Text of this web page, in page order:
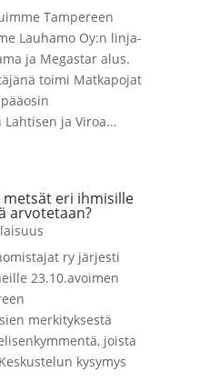
Tampereen
Lauhamo Oy:n linja-
ja Megastar alus.
toimi Matkapojat
ja Viroa...
metsät eri ihmisille
arvotetaan?
ry järjesti
23.10.avoimen
merkityksestä
joista
kysymys